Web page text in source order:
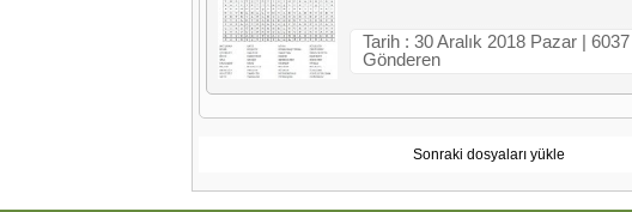
Tarih : 30 Aralık 2018 Pazar | 6037
Gönderen
Sonraki dosyaları yükle